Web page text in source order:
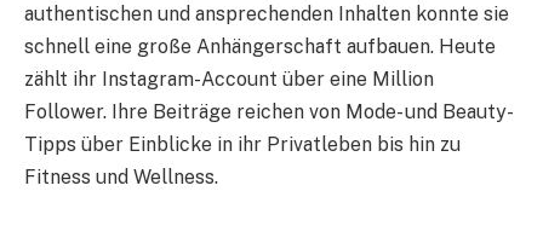
authentischen und ansprechenden Inhalten konnte sie
schnell eine große Anhängerschaft aufbauen. Heute
zählt ihr Instagram-Account über eine Million
Follower. Ihre Beiträge reichen von Mode- und Beauty-
Tipps über Einblicke in ihr Privatleben bis hin zu
Fitness und Wellness.